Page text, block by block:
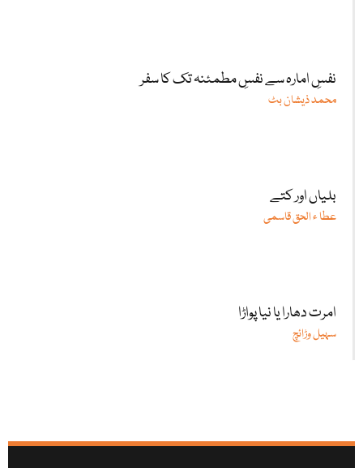
نفسِ امارہ سے نفسِ مطمئنہ تک کا سفر
محمد ذیشان بٹ
بلیاں اور کتے
عطا ء الحق قاسمی
امرت دھارا یا نیا پواڑا
سہیل وڑائچ